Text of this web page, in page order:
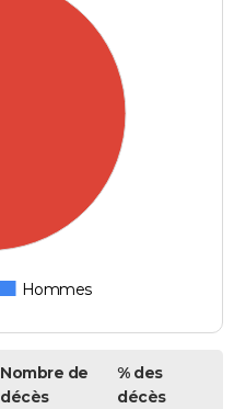
Hommes
Nombre de
décès
% des
décès